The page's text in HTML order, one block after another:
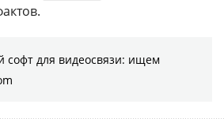
софт для видеосвязи: ищем